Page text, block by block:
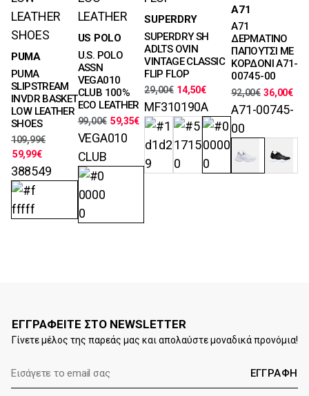
Μεγέθη
43, 44, 44.5,
45, 46
Χρώματα
PUMA
PUMA
SLIPSTREAM
INVDR BASKET
LOW LEATHER
SHOES
109,99€
59,99€
388549
Μεγέθη
43, 44, 45, 46
Χρώματα
US POLO
U.S. POLO
ASSN
VEGA010
CLUB 100%
ECO LEATHER
99,00€ 59,35€
VEGA010
CLUB
Μεγέθη
Χρώματα
SUPERDRY
SUPERDRY SH
ADLTS OVIN
VINTAGE CLASSIC
FLIP FLOP
29,00€ 14,50€
MF310190A
Μεγέθη
Χρώματα
A71
A71
ΔΕΡΜΑΤΙΝΟ
ΠΑΠΟΥΤΣΙ ΜΕ
ΚΟΡΔΟΝΙ A71-
00745-00
92,00€ 36,00€
A71-00745-
00
mail:
ΕΓΓΡΑΦΕΙΤΕ ΣΤΟ NEWSLETTER
Γίνετε μέλος της παρεάς μας και απολαύστε μοναδικά προνόμια!